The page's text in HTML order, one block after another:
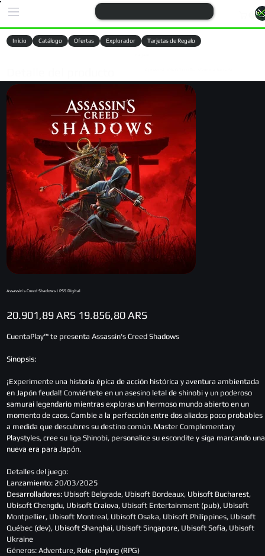
Inicio Catálogo Ofertas Explorador Tarjetas de Regalo
Assassin’s Creed Shadows | PS5 Digital
Precio
original
20.901,89 ARS
Precio
19.856,80 ARS
CuentaPlay™ te presenta Assassin's Creed Shadows
Sinopsis:
¡Experimente una historia épica de acción histórica y aventura ambientada
en Japón feudal! Conviértete en un asesino letal de shinobi y un poderoso
samurai legendario mientras exploras un hermoso mundo abierto en un
momento de caos. Cambie a la perfección entre dos aliados poco probables
a medida que descubres su destino común. Master Complementary
Playstyles, cree su liga Shinobi, personalice su escondite y siga marcando una
nueva era para Japón.
Detalles del juego:
Lanzamiento: 20/03/2025
Desarrolladores: Ubisoft Belgrade, Ubisoft Bordeaux, Ubisoft Bucharest,
Ubisoft Chengdu, Ubisoft Craiova, Ubisoft Entertainment (pub), Ubisoft
Montpellier, Ubisoft Montreal, Ubisoft Osaka, Ubisoft Philippines, Ubisoft
Québec (dev), Ubisoft Shanghai, Ubisoft Singapore, Ubisoft Sofia, Ubisoft
Ukraine
Géneros: Adventure, Role-playing (RPG)